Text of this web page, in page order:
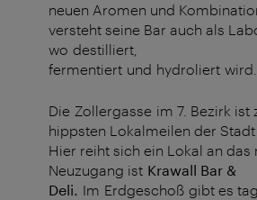
neuen Aromen und
versteht seine Bar auch als
wo destilliert,
fermentiert und hydroliert wird.
Die Zollergasse im 7. Bezirk ist
hippsten Lokalmeilen der Stadt
Hier reiht sich ein Lokal an das
Neuzugang ist Krawall Bar &
Deli. Im Erdgeschoß gibt es